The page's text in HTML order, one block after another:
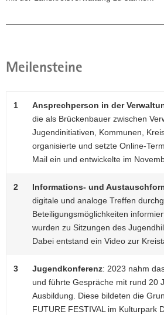
Meilensteine
1 Ansprechperson in der
die als Brückenbauer zwischen
Jugendinitiativen, Kommunen,
organisierte und setzte Online-
Mail ein und entwickelte im
2 Informations- und
digitale und analoge Treffen
Beteiligungsmöglichkeiten
wurden zu Sitzungen des
Dabei entstand ein Video zur
3 Jugendkonferenz: 2023 nahm
und führte Gespräche mit rund 20
Ausbildung. Diese bildeten die
FUTURE FESTIVAL im Kulturpark